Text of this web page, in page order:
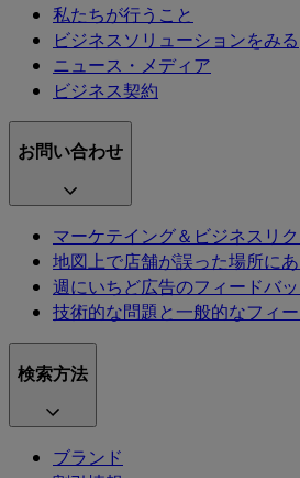
私たちが行うこと
ビジネスソリューションをみる
ニュース・メディア
ビジネス契約
お問い合わせ
マーケテイング＆ビジネスリ
地図上で店舗が誤った場所に
週にいちど広告のフィードバッ
技術的な問題と一般的なフィ
検索方法
ブランド